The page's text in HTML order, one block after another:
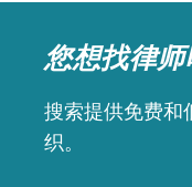
您想找律师
搜索提供免费和
织。